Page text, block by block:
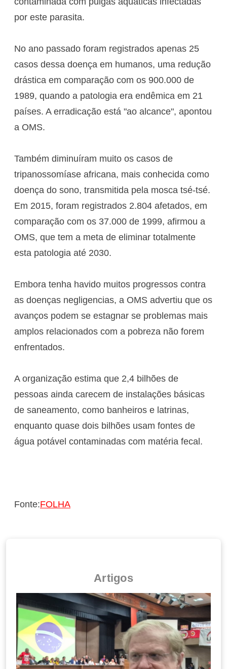
por este parasita.
No ano passado foram registrados apenas 25
casos dessa doença em humanos, uma redução
drástica em comparação com os 900.000 de
1989, quando a patologia era endêmica em 21
países. A erradicação está "ao alcance", apontou
a OMS.
Também diminuíram muito os casos de
tripanossomíase africana, mais conhecida como
doença do sono, transmitida pela mosca tsé-tsé.
Em 2015, foram registrados 2.804 afetados, em
comparação com os 37.000 de 1999, afirmou a
OMS, que tem a meta de eliminar totalmente
esta patologia até 2030.
Embora tenha havido muitos progressos contra
as doenças negligencias, a OMS advertiu que os
avanços podem se estagnar se problemas mais
amplos relacionados com a pobreza não forem
enfrentados.
A organização estima que 2,4 bilhões de
pessoas ainda carecem de instalações básicas
de saneamento, como banheiros e latrinas,
enquanto quase dois bilhões usam fontes de
água potável contaminadas com matéria fecal.
Fonte:FOLHA
Artigos